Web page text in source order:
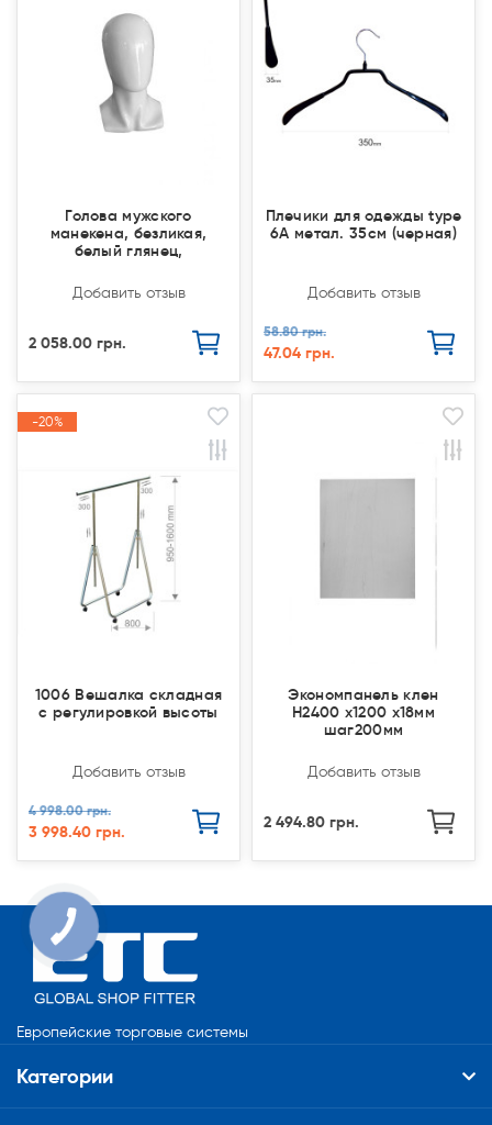
Голова мужского
манекена, безликая,
белый глянец,
Добавить отзыв
2 058.00 грн.
Плечики для одежды type
6А метал. 35см (черная)
Добавить отзыв
58.80 грн.
47.04 грн.
-20%
-20%
1006 Вешалка складная
с регулировкой высоты
Добавить отзыв
4 998.00 грн.
3 998.40 грн.
Экономпанель клен
Н2400 х1200 х18мм
шаг200мм
Добавить отзыв
2 494.80 грн.
Европейские торговые системы
Категории